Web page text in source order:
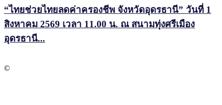
“ไทยช่วยไทยลดค่าครองชีพ จังหวัดอุดรธานี” วันที่ 1
สิงหาคม 2569 เวลา 11.00 น. ณ สนามทุ่งศรีเมือง
อุดรธานี...
©